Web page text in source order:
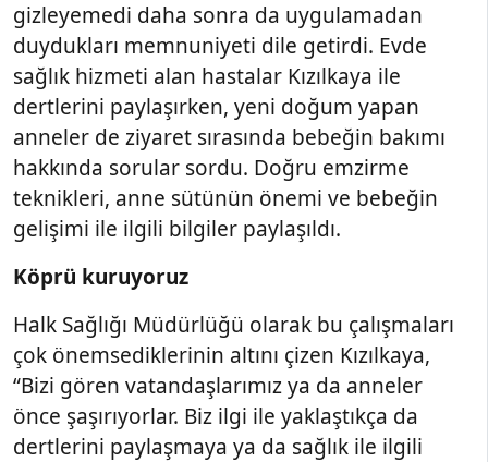
gizleyemedi daha sonra da uygulamadan
duydukları memnuniyeti dile getirdi. Evde
sağlık hizmeti alan hastalar Kızılkaya ile
dertlerini paylaşırken, yeni doğum yapan
anneler de ziyaret sırasında bebeğin bakımı
hakkında sorular sordu. Doğru emzirme
teknikleri, anne sütünün önemi ve bebeğin
gelişimi ile ilgili bilgiler paylaşıldı.
Köprü kuruyoruz
Halk Sağlığı Müdürlüğü olarak bu çalışmaları
çok önemsediklerinin altını çizen Kızılkaya,
“Bizi gören vatandaşlarımız ya da anneler
önce şaşırıyorlar. Biz ilgi ile yaklaştıkça da
dertlerini paylaşmaya ya da sağlık ile ilgili